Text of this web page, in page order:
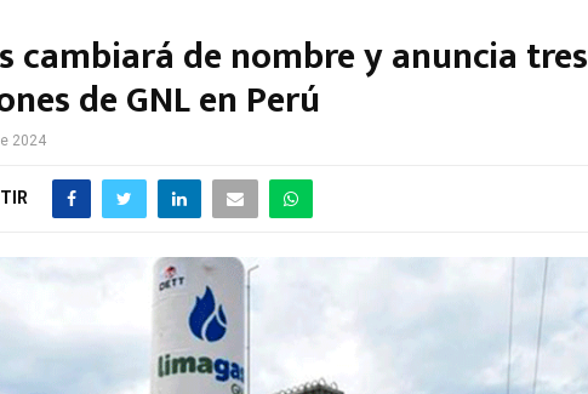
cambiará de nombre y anuncia tres
de GNL en Perú
2024